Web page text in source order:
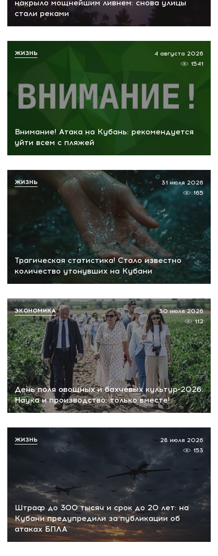
накрыло мощнейшим ливнем: снова улицы
стали реками
Внимание! Атака на Кубань: рекомендуется
уйти всем с пляжей
4 августа 2026
1541
ЖИЗНЬ
Трагическая статистика! Стало известно
количество утонувших на Кубани
31 июля 2026
165
ЖИЗНЬ
День поля овощных и бахчевых культур-2026.
Наука и производство: только вместе!
30 июля 2026
112
ЭКОНОМИКА
Штраф до 300 тысяч и срок до 20 лет: на
Кубани предупредили за публикации об
атаках БПЛА
28 июля 2026
153
ЖИЗНЬ